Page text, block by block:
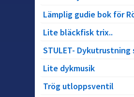
Lämplig gudie bok för
Lite bläckfisk trix..
STULET-
Lite dykmusik
Trög utloppsventil